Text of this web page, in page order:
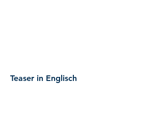
Teaser in Englisch